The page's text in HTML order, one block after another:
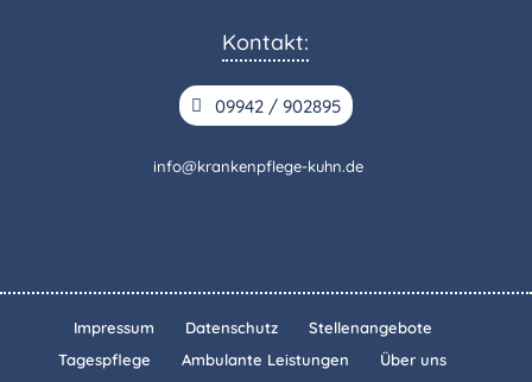
Kontakt:
09942 / 902895
info@krankenpflege-kuhn.de
Impressum Datenschutz
Stellenangebote
Tagespflege
Ambulante Leistungen Über uns